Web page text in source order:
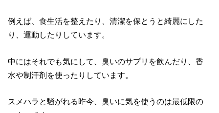
例えば、食生活を整えたり、清潔を保とうと綺麗にした
り、運動したりしています。
中にはそれでも気にして、臭いのサプリを飲んだり、香
水や制汗剤を使ったりしています。
スメハラと騒がれる昨今、臭いに気を使うのは最低限の